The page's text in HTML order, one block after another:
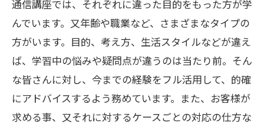
通信講座では、それぞれに違った目的をもった方が学
んでいます。又年齢や職業など、さまざまなタイプの
方がいます。目的、考え方、生活スタイルなどが違え
ば、学習中の悩みや疑問点が違うのは当たり前。そん
な皆さんに対し、今までの経験をフル活用して、的確
にアドバイスするよう務めています。また、お客様が
求める事、又それに対するケースごとの対応の仕方な